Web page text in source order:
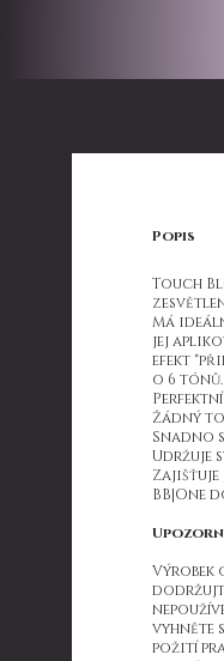
Popis
Touch
Má
jej
efekt
o 6 tónů.
Žádný
Snadno
Udržuje
Zajišťuje
BB|One
Výrobek
vyhněte
požití